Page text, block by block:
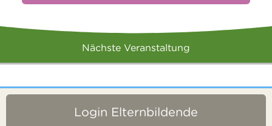
Nächste Veranstaltung
Login Elternbildende